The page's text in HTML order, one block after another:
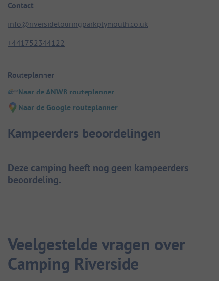
Contact
info@riversidetouringparkplymouth.co.uk
+441752344122
Routeplanner
Naar de ANWB routeplanner
Naar de Google routeplanner
Kampeerders beoordelingen
Deze camping heeft nog geen kampeerders
beoordeling.
Veelgestelde vragen over
Camping Riverside